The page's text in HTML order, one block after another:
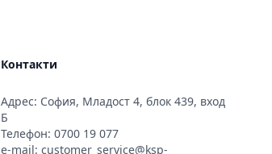
Контакти
Адрес: София, Младост 4, блок 439, вход
Б
Телефон: 0700 19 077
e-mail: customer_service@ksp-